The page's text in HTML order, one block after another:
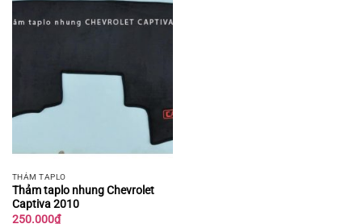
THẢM TAPLO
Thảm taplo nhung Chevrolet
Captiva 2010
250.000₫